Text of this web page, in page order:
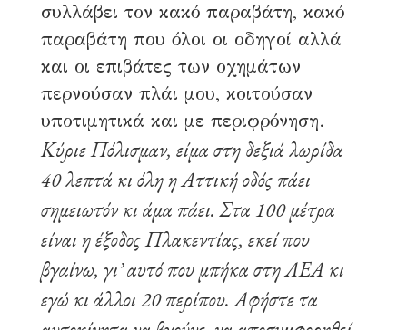
συλλάβει τον κακό παραβάτη, κακό
παραβάτη που όλοι οι οδηγοί αλλά
και οι επιβάτες των οχημάτων
περνούσαν πλάι μου, κοιτούσαν
υποτιμητικά και με περιφρόνηση.
Κύριε Πόλισμαν, είμα στη δεξιά λωρίδα
40 λεπτά κι όλη η Αττική οδός πάει
σημειωτόν κι άμα πάει. Στα 100 μέτρα
είναι η έξοδος Πλακεντίας, εκεί που
βγαίνω, γι’ αυτό που μπήκα στη ΛΕΑ κι
εγώ κι άλλοι 20 περίπου. Αφήστε τα